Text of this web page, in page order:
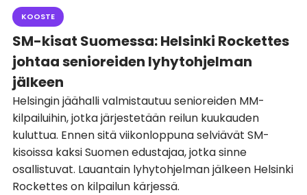
KOOSTE
SM-kisat Suomessa: Helsinki Rockettes
johtaa senioreiden lyhytohjelman
jälkeen
Helsingin jäähalli valmistautuu senioreiden MM-
kilpailuihin, jotka järjestetään reilun kuukauden
kuluttua. Ennen sitä viikonloppuna selviävät SM-
kisoissa kaksi Suomen edustajaa, jotka sinne
osallistuvat. Lauantain lyhytohjelman jälkeen Helsinki
Rockettes on kilpailun kärjessä.